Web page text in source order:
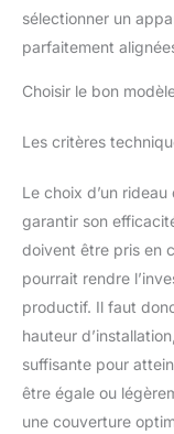
sélectionner un
parfaitement
Choisir le bon
Les critères
Le choix d’un
garantir son
doivent être pris en
pourrait rendre
productif. Il faut
hauteur
suffisante pour
être égale ou
une couverture